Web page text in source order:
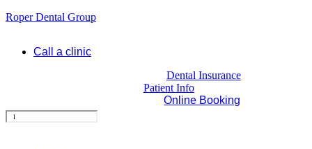
Roper Dental Group
Call a clinic
Dental Insurance
Patient Info
Online Booking